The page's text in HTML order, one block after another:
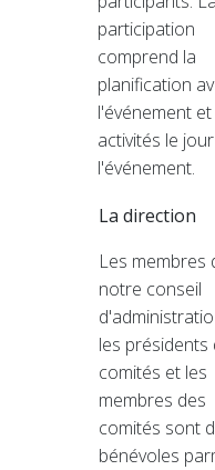
participation
comprend la
planification
l'événement
activités le
l'événement.
La direction
Les membres
notre conseil
les présidents
comités et les
membres des
comités sont
bénévoles